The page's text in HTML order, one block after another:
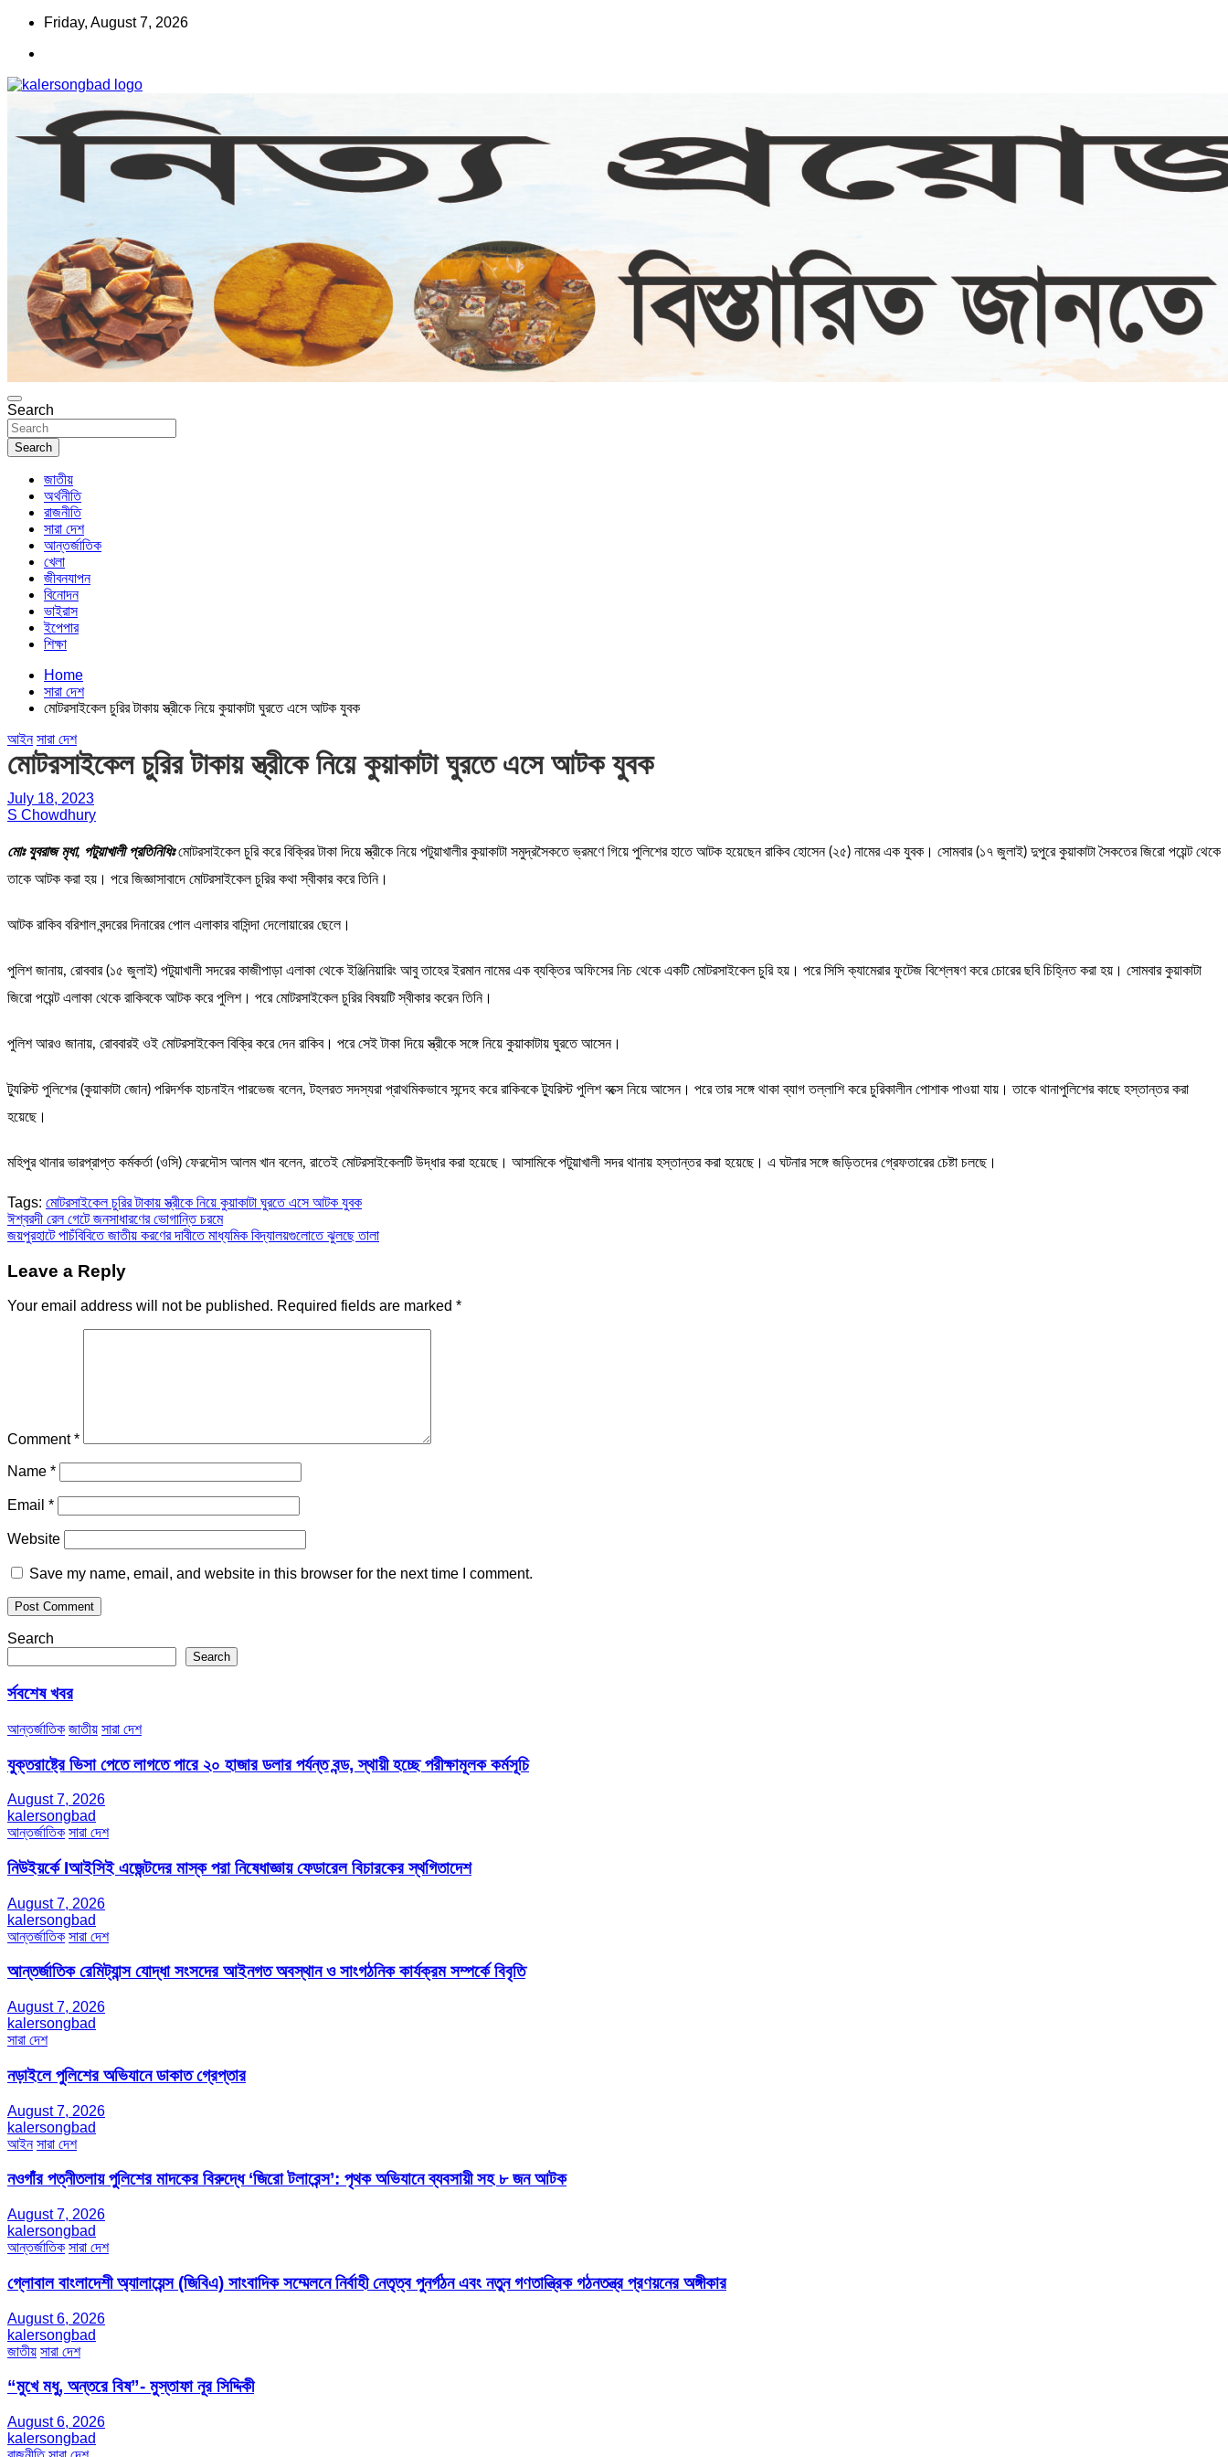
Skip
content
Friday, August 7, 2026
কালের সংবাদ
www.kalersongbad.com
Search
Search
জাতীয়
অর্থনীতি
রাজনীতি
সারা দেশ
আন্তর্জাতিক
খেলা
জীবনযাপন
বিনোদন
ভাইরাস
ইপেপার
শিক্ষা
Home
সারা দেশ
মোটরসাইকেল চুরির টাকায় স্ত্রীকে নিয়ে কুয়াকাটা ঘুরতে এসে আটক যুবক
আইন সারা দেশ
মোটরসাইকেল চুরির টাকায় স্ত্রীকে নিয়ে কুয়াকাটা ঘুরতে এসে আটক যুবক
July 18, 2023
S Chowdhury
মোঃ যুবরাজ মৃধা, পটুয়াখালী প্রতিনিধিঃমোটরসাইকেল চুরি করে বিক্রির টাকা দিয়ে স্ত্রীকে নিয়ে পটুয়াখালীর কুয়াকাটা সমুদ্রসৈকতে ভ্রমণে গিয়ে পুলিশের হাতে আটক হয়েছেন রাকিব হোসেন (২৫) নামের এক যুবক। সোমবার (১৭ জুলাই) দুপুরে কুয়াকাটা সৈকতের জিরো পয়েন্ট থেকে
তাকে আটক করা হয়। পরে জিজ্ঞাসাবাদে মোটরসাইকেল চুরির কথা স্বীকার করে তিনি।
আটক রাকিব বরিশাল বন্দরের দিনারের পোল এলাকার বাসিন্দা দেলোয়ারের ছেলে।
পুলিশ জানায়, রোববার (১৫ জুলাই) পটুয়াখালী সদরের কাজীপাড়া এলাকা থেকে ইঞ্জিনিয়ারিং আবু তাহের ইরমান নামের এক ব্যক্তির অফিসের নিচ থেকে একটি মোটরসাইকেল চুরি হয়। পরে সিসি ক্যামেরার ফুটেজ বিশ্লেষণ করে চোরের ছবি চিহ্নিত করা হয়। সোমবার কুয়াকাটা
জিরো পয়েন্ট এলাকা থেকে রাকিবকে আটক করে পুলিশ। পরে মোটরসাইকেল চুরির বিষয়টি স্বীকার করেন তিনি।
পুলিশ আরও জানায়, রোববারই ওই মোটরসাইকেল বিক্রি করে দেন রাকিব। পরে সেই টাকা দিয়ে স্ত্রীকে সঙ্গে নিয়ে কুয়াকাটায় ঘুরতে আসেন।
ট্যুরিস্ট পুলিশের (কুয়াকাটা জোন) পরিদর্শক হাচনাইন পারভেজ বলেন, টহলরত সদস্যরা প্রাথমিকভাবে সন্দেহ করে রাকিবকে ট্যুরিস্ট পুলিশ বক্সে নিয়ে আসেন। পরে তার সঙ্গে থাকা ব্যাগ তল্লাশি করে চুরিকালীন পোশাক পাওয়া যায়। তাকে থানাপুলিশের কাছে হস্তান্তর করা
হয়েছে।
মহিপুর থানার ভারপ্রাপ্ত কর্মকর্তা (ওসি) ফেরদৌস আলম খান বলেন, রাতেই মোটরসাইকেলটি উদ্ধার করা হয়েছে। আসামিকে পটুয়াখালী সদর থানায় হস্তান্তর করা হয়েছে। এ ঘটনার সঙ্গে জড়িতদের গ্রেফতারের চেষ্টা চলছে।
Tags: মোটরসাইকেল চুরির টাকায় স্ত্রীকে নিয়ে কুয়াকাটা ঘুরতে এসে আটক যুবক
Post
navigation
ঈশ্বরদী রেল গেটে জনসাধারণের ভোগান্তি চরমে
জয়পুরহাটে পাচঁবিবিতে জাতীয় করণের দাবীতে মাধ্যমিক বিদ্যালয়গুলোতে ঝুলছে তালা
Leave a Reply
Your email address will not be published. Required fields are marked *
Comment*
Name *
Email *
Website
Save my name, email, and website in this browser for the next time I comment.
Search
Search
র্সবশেষ খবর
আন্তর্জাতিক জাতীয় সারা দেশ
যুক্তরাষ্ট্রে ভিসা পেতে লাগতে পারে ২০ হাজার ডলার পর্যন্ত বন্ড, স্থায়ী হচ্ছে পরীক্ষামূলক কর্মসূচি
August 7, 2026
kalersongbad
আন্তর্জাতিক সারা দেশ
নিউইয়র্কে Iআইসিই এজেন্টদের মাস্ক পরা নিষেধাজ্ঞায় ফেডারেল বিচারকের স্থগিতাদেশ
August 7, 2026
kalersongbad
আন্তর্জাতিক সারা দেশ
আন্তর্জাতিক রেমিট্যান্স যোদ্ধা সংসদের আইনগত অবস্থান ও সাংগঠনিক কার্যক্রম সম্পর্কে বিবৃতি
August 7, 2026
kalersongbad
সারা দেশ
নড়াইলে পুলিশের অভিযানে ডাকাত গ্রেপ্তার
August 7, 2026
kalersongbad
আইন সারা দেশ
নওগাঁর পত্নীতলায় পুলিশের মাদকের বিরুদ্ধে ‘জিরো টলারেন্স’: পৃথক অভিযানে ব্যবসায়ী সহ ৮ জন আটক
August 7, 2026
kalersongbad
আন্তর্জাতিক সারা দেশ
গ্লোবাল বাংলাদেশী অ্যালায়েন্স (জিবিএ) সাংবাদিক সম্মেলনে নির্বাহী নেতৃত্ব পুনর্গঠন এবং নতুন গণতান্ত্রিক গঠনতন্ত্র প্রণয়নের অঙ্গীকার
August 6, 2026
kalersongbad
জাতীয় সারা দেশ
“মুখে মধু, অন্তরে বিষ”- মুস্তাফা নূর সিদ্দিকী
August 6, 2026
kalersongbad